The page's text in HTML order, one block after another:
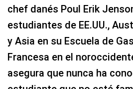
chef danés Poul Erik
estudiantes de EE.UU.,
y Asia en su Escuela de
Francesa en el
asegura que nunca ha